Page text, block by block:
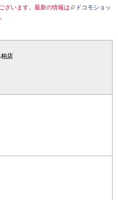
ざいます。最新の情報は
ドコモショッ
柏店